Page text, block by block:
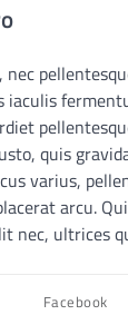
iaculis
quis
varius,
arcu.
nec, ultrices
Facebook